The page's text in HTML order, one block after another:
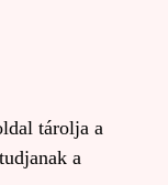
tárolja a
a